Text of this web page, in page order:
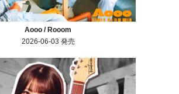
Aooo / Rooom
2026-06-03 発売